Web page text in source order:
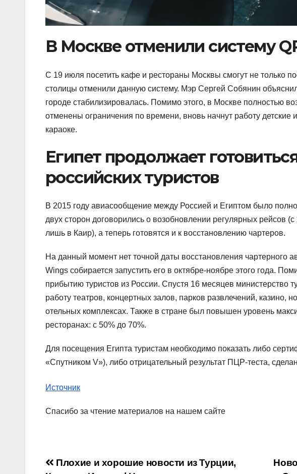
В Москве отменили систему
С 19 июля посетить кафе и рестораны Москвы смогут не только
столицы отменили данную систему. Мэр Сергей Собянин
городе стабилизировалась. Помимо этого, в Москве полностью
отменены ограничения по времени, вновь начнут работу
караоке.
Египет продолжает
российских туристов
В 2015 году авиасообщение между Россией и Египтом было
двух сторон договорились о возобновлении регулярных рейсов
лишь в Каир), а теперь готовятся и к восстановлению чартеров.
На данный момент нет точной даты восстановления чартерного
Wings собирается запустить его в октябре-ноябре этого года.
прибытию туристов из России. Спустя 16 месяцев министерство
работу театров, концертных залов, парков развлечений, казино,
отельных комплексах. Также в стране был повышен уровень
ресторанах: с 50% до 70%.
Для посещения Египта туристам необходимо показать либо
«Спутником V»), либо отрицательный результат ПЦР-теста,
Источник
Спасибо за чтение материалов на нашем сайте
Навигация
Плохие и хорошие новости из Турции,